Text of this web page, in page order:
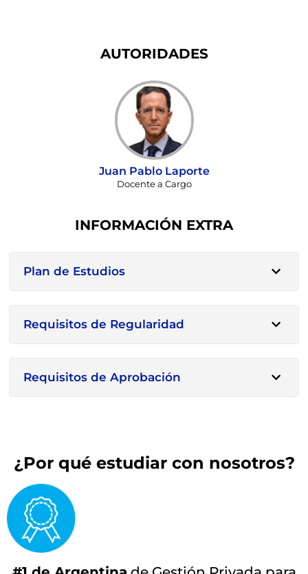
AUTORIDADES
Juan Pablo Laporte
Docente a Cargo
INFORMACIÓN EXTRA
Plan de Estudios
Requisitos de Regularidad
Requisitos de Aprobación
¿Por qué estudiar con nosotros?